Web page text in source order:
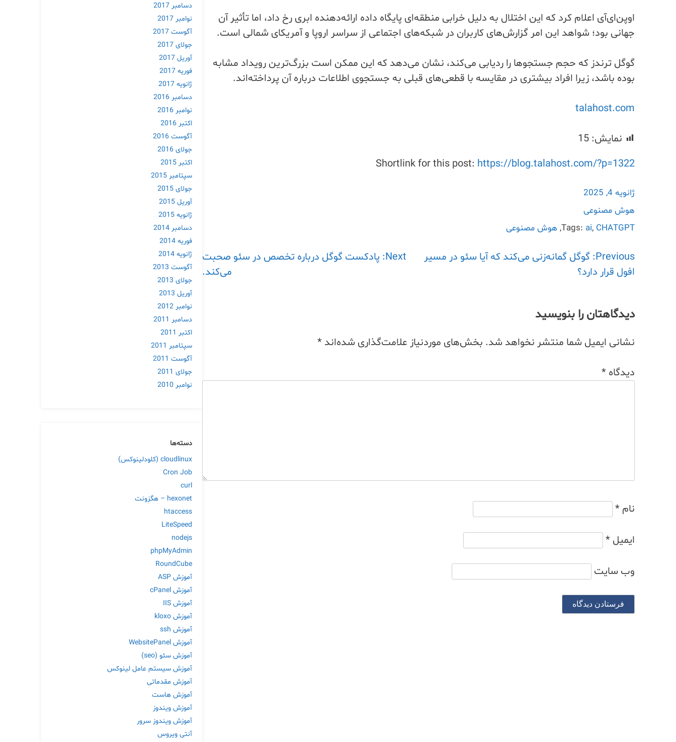
اوپن‌ای‌آی اعلام کرد که این اختلال به دلیل خرابی منطقه‌ای پایگاه داده ارائه‌دهنده ابری رخ داد، اما تأثیر آن
جهانی بود؛ شواهد این امر گزارش‌های کاربران در شبکه‌های اجتماعی از سراسر اروپا و آمریکای شمالی است.
گوگل ترندز که حجم جستجوها را ردیابی می‌کند، نشان می‌دهد که این ممکن است بزرگ‌ترین رویداد مشابه
بوده باشد، زیرا افراد بیشتری در مقایسه با قطعی‌های قبلی به جستجوی اطلاعات درباره آن پرداخته‌اند.
talahost.com
نمایش: 15
Shortlink for this post: https://blog.talahost.com/?p=1322
ژانویه 4, 2025
هوش مصنوعی
Tags: ai, CHATGPT
, هوش مصنوعی
راهبری
نوشته
Previous: گوگل گمانه‌زنی می‌کند که آیا سئو در مسیر
افول قرار دارد؟
Next: پادکست گوگل درباره تخصص در سئو صحبت
می‌کند.
دیدگاهتان را بنویسید
نشانی ایمیل شما منتشر نخواهد شد. بخش‌های موردنیاز علامت‌گذاری شده‌اند *
دیدگاه *
نام *
ایمیل *
وب‌ سایت
دسامبر 2017
نوامبر 2017
آگوست 2017
جولای 2017
آوریل 2017
فوریه 2017
ژانویه 2017
دسامبر 2016
نوامبر 2016
اکتبر 2016
آگوست 2016
جولای 2016
اکتبر 2015
سپتامبر 2015
جولای 2015
آوریل 2015
ژانویه 2015
دسامبر 2014
فوریه 2014
ژانویه 2014
آگوست 2013
جولای 2013
آوریل 2013
نوامبر 2012
دسامبر 2011
اکتبر 2011
سپتامبر 2011
آگوست 2011
جولای 2011
نوامبر 2010
دسته‌ها
cloudlinux (کلودلینوکس)
Cron Job
curl
hexonet – هگزونت
htaccess
LiteSpeed
nodejs
phpMyAdmin
RoundCube
آموزش ASP
آموزش cPanel
آموزش IIS
آموزش kloxo
آموزش ssh
آموزش WebsitePanel
آموزش سئو (seo)
آموزش سیستم عامل لینوکس
آموزش مقدماتی
آموزش هاست
آموزش ویندوز
آموزش ویندوز سرور
آنتی ویروس